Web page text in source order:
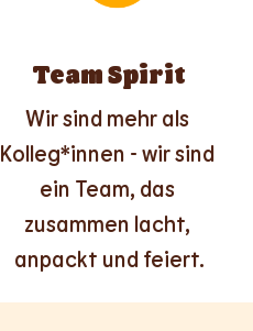
Team Spirit
Wir sind mehr als
Kolleg*innen - wir sind
ein Team, das
zusammen lacht,
anpackt und feiert.